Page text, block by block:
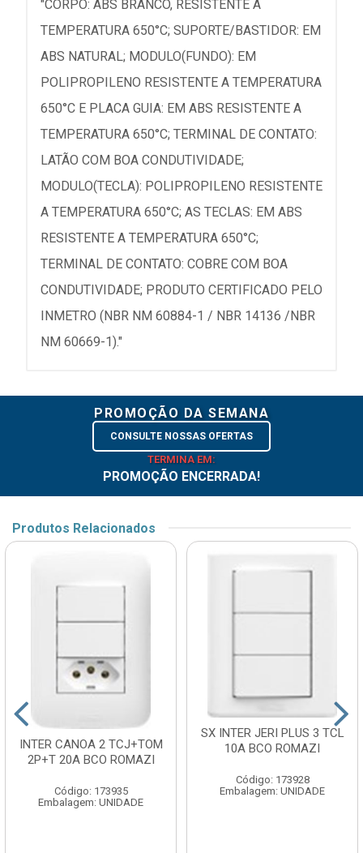
"CORPO: ABS BRANCO, RESISTENTE A
TEMPERATURA 650°C; SUPORTE/BASTIDOR: EM
ABS NATURAL; MODULO(FUNDO): EM
POLIPROPILENO RESISTENTE A TEMPERATURA
650°C E PLACA GUIA: EM ABS RESISTENTE A
TEMPERATURA 650°C; TERMINAL DE CONTATO:
LATÃO COM BOA CONDUTIVIDADE;
MODULO(TECLA): POLIPROPILENO RESISTENTE
A TEMPERATURA 650°C; AS TECLAS: EM ABS
RESISTENTE A TEMPERATURA 650°C;
TERMINAL DE CONTATO: COBRE COM BOA
CONDUTIVIDADE; PRODUTO CERTIFICADO PELO
INMETRO (NBR NM 60884-1 / NBR 14136 /NBR
NM 60669-1)."
PROMOÇÃO DA SEMANA
CONSULTE NOSSAS OFERTAS
TERMINA EM:
PROMOÇÃO ENCERRADA!
Produtos Relacionados
INTER CANOA 2 TCJ+TOM
2P+T 20A BCO ROMAZI
Código: 173935
Embalagem: UNIDADE
SX INTER JERI PLUS 3 TCL
10A BCO ROMAZI
Código: 173928
Embalagem: UNIDADE